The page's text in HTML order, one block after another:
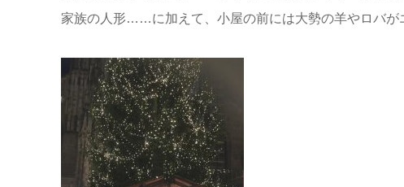
家族の人形……に加えて、小屋の前には大勢の羊やロバが